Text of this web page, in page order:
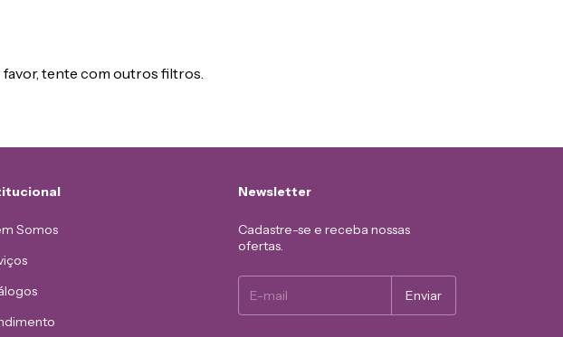
favor, tente com outros filtros.
Somos
Newsletter
Cadastre-se e receba nossas
ofertas.